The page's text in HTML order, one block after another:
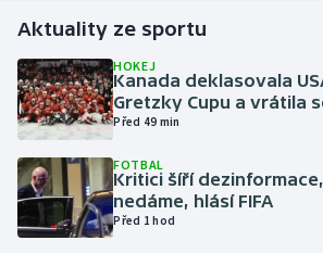
Gymnastika
Házená
Jezdectví
Judo
Aktuality ze sportu
HOKEJ
Kanada deklasovala
Gretzky Cupu a vrátila
Před 49 min
FOTBAL
Kritici šíří
nedáme, hlásí FIFA
Před 1 hod